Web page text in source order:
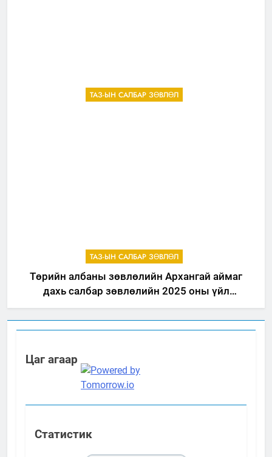
ТАЗ-ЫН САЛБАР ЗӨВЛӨЛ
ТАЗ-ЫН САЛБАР ЗӨВЛӨЛ
Төрийн албаны зөвлөлийн Архангай аймаг
дахь салбар зөвлөлийн 2025 оны үйл
ажиллагааны жилийн төлөвлөгөө
Цаг агаар
Статистик